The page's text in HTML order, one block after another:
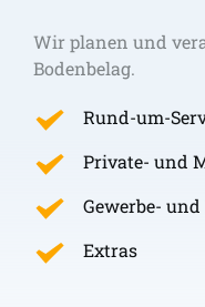
Wir planen und
Bodenbelag.
Rund-um-
Private- und
Gewerbe-
Extras